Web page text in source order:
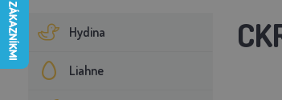
Hydina
Liahne